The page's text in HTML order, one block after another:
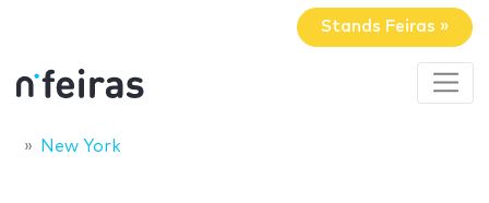
Stands Feiras »
New York